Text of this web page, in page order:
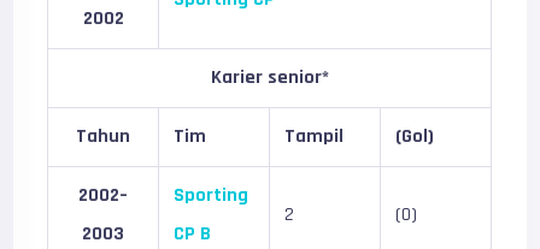
2002
Karier senior*
Tahun Tim Tampil (Gol)
2002–
2003
Sporting
CP B
2 (0)